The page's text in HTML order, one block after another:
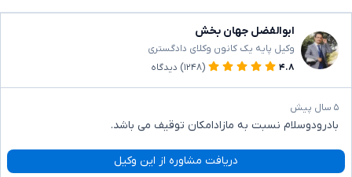
ابوالفضل جهان بخش
وکیل پایه یک کانون وکلای دادگستری
۴.۸
(۱۲۴۸) دیدگاه
۵ سال پیش
بادرودوسلام نسبت به مازادامکان توقیف می باشد.
دریافت مشاوره از این وکیل